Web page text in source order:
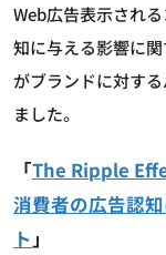
Web広告表示され
知に与える影響に
がブランドに対す
ました。
「The Ripple
消費者の広告認
ト 」